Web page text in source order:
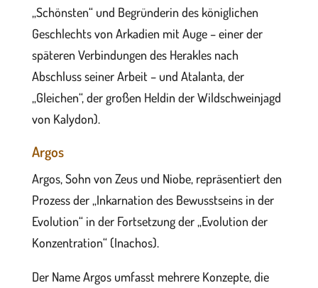
„Schönsten“ und Begründerin des königlichen
Geschlechts von Arkadien mit Auge – einer der
späteren Verbindungen des Herakles nach
Abschluss seiner Arbeit – und Atalanta, der
„Gleichen“, der großen Heldin der Wildschweinjagd
von Kalydon).
Argos
Argos, Sohn von Zeus und Niobe, repräsentiert den
Prozess der „Inkarnation des Bewusstseins in der
Evolution“ in der Fortsetzung der „Evolution der
Konzentration“ (Inachos).
Der Name Argos umfasst mehrere Konzepte, die